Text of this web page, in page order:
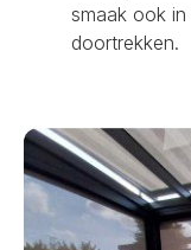
smaak ook
doortrekken.